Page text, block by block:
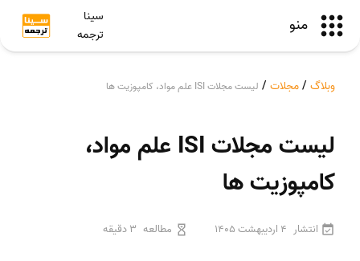
منو
سینا
ترجمه
وبلاگ /مجلات / لیست مجلات ISI علم مواد، کامپوزیت ها
لیست مجلات ISI علم مواد،
کامپوزیت ها
انتشار 4 اردیبهشت 1405 مطالعه 3 دقیقه